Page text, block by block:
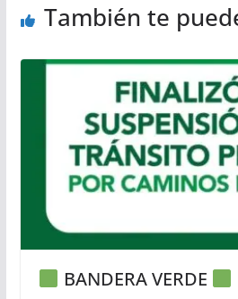
También te
BANDERA VERDE